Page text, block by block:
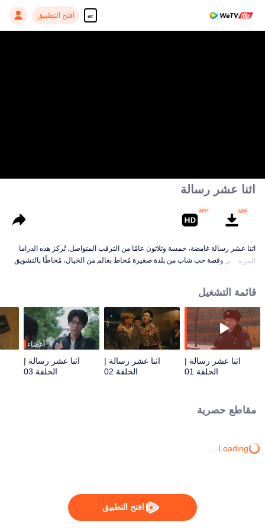
ar افتح التطبيق
افتح التطبيق
اثنا عشر رسالة
اثنا عشر رسالة غامضة، خمسة وثلاثون عامًا من الترقب المتواصل. تُركز هذه الدراما
على مصير وقصة حب شاب من بلدة صغيرة مُحاط بعالم من الخيال، مُحاطًا بالتشويق
دراسي مهجور قناةً تربط بين زمانين، مما يخلق تجربة آسرة ومشوقة.
المزيد
قائمة التشغيل
اثنا عشر رسالة |
الحلقة 01
اثنا عشر رسالة |
الحلقة 02
أعضاء
اثنا عشر رسالة |
الحلقة 03
مقاطع حصرية
Loading…